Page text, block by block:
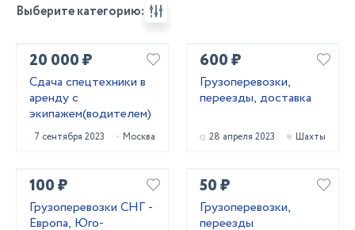
Выберите категорию:
20 000 ₽
Сдача спецтехники в
аренду с
экипажем(водителем)
7 сентября 2023 Москва
600 ₽
Грузоперевозки,
переезды, доставка
28 апреля 2023 Шахты
100 ₽
Грузоперевозки СНГ -
Европа, Юго-
50 ₽
Грузоперевозки,
переезды